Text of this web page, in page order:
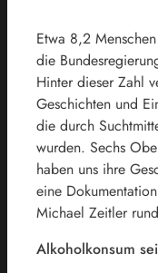
Etwa 8,2
die
Hinter dieser Zahl
Geschichten und
die durch
wurden. Sechs
haben uns ihre
eine
Michael Zeitler
Alkoholkonsum